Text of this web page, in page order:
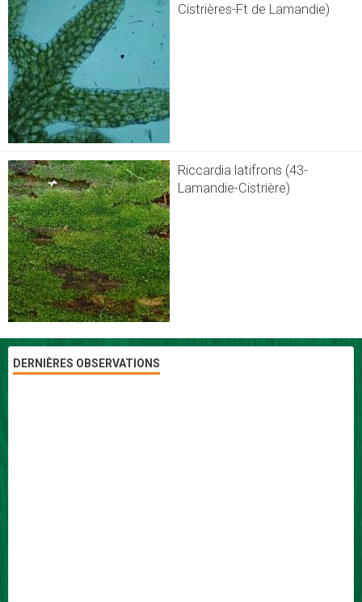
Cistrières-Ft de Lamandie)
Riccardia latifrons (43-
Lamandie-Cistrière)
DERNIÈRES OBSERVATIONS